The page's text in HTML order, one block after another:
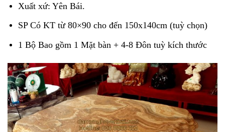
Xuất xứ: Yên Bái.
SP Có KT từ 80×90 cho đến 150x140cm (tuỳ chọn)
1 Bộ Bao gồm 1 Mặt bàn + 4-8 Đôn tuỳ kích thước